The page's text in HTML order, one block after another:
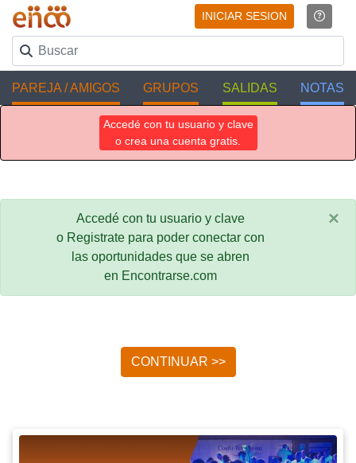
INICIAR SESION
PAREJA / AMIGOS GRUPOS SALIDAS NOTAS
Accedé con tu usuario y clave
o crea una cuenta gratis.
Accedé con tu usuario y clave
o Registrate para poder conectar con
las oportunidades que se abren
en Encontrarse.com
×
CONTINUAR >>